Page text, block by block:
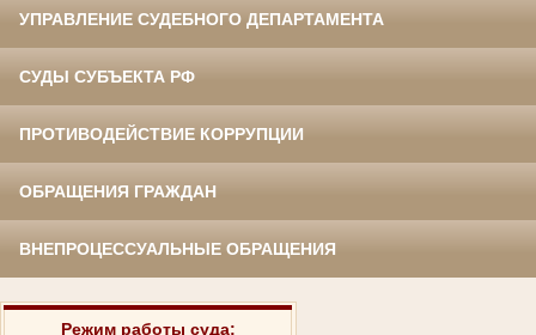
УПРАВЛЕНИЕ СУДЕБНОГО ДЕПАРТАМЕНТА
СУДЫ СУБЪЕКТА РФ
ПРОТИВОДЕЙСТВИЕ КОРРУПЦИИ
ОБРАЩЕНИЯ ГРАЖДАН
ВНЕПРОЦЕССУАЛЬНЫЕ ОБРАЩЕНИЯ
Режим работы суда: